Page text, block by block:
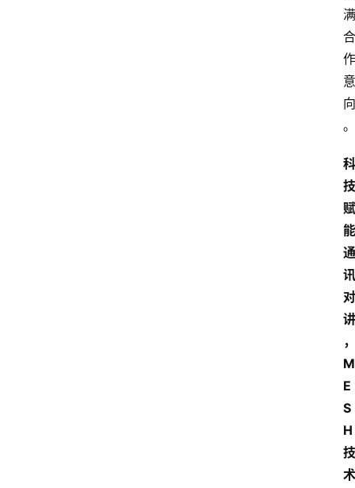
满
合
作
意
向
。
科
技
赋
能
通
讯
对
讲
，
M
E
S
H
技
术